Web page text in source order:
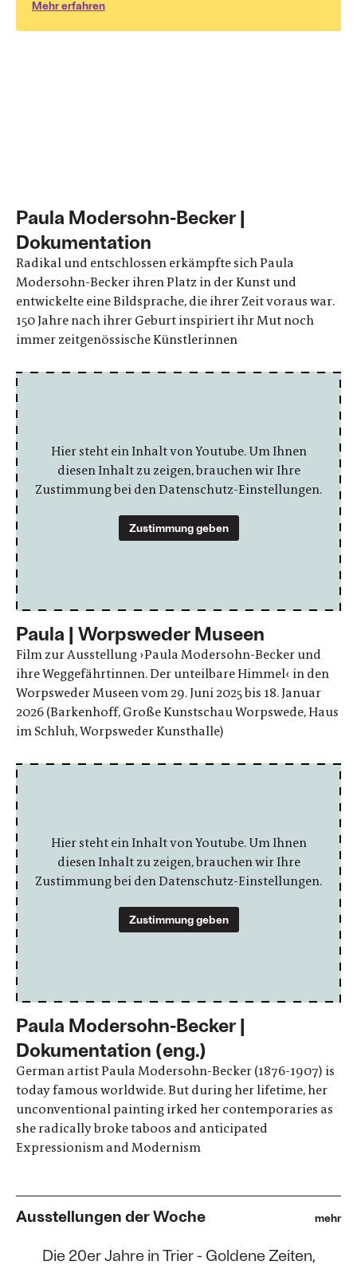
Mehr erfahren
Paula Modersohn-Becker |
Dokumentation
Radikal und entschlossen erkämpfte sich Paula
Modersohn-Becker ihren Platz in der Kunst und
entwickelte eine Bildsprache, die ihrer Zeit voraus war.
150 Jahre nach ihrer Geburt inspiriert ihr Mut noch
immer zeitgenössische Künstlerinnen
Hier steht ein Inhalt von Youtube. Um Ihnen
diesen Inhalt zu zeigen, brauchen wir Ihre
Zustimmung bei den Datenschutz-Einstellungen.
Zustimmung geben
Paula | Worpsweder Museen
Film zur Ausstellung ›Paula Modersohn-Becker und
ihre Weggefährtinnen. Der unteilbare Himmel‹ in den
Worpsweder Museen vom 29. Juni 2025 bis 18. Januar
2026 (Barkenhoff, Große Kunstschau Worpswede, Haus
im Schluh, Worpsweder Kunsthalle)
Hier steht ein Inhalt von Youtube. Um Ihnen
diesen Inhalt zu zeigen, brauchen wir Ihre
Zustimmung bei den Datenschutz-Einstellungen.
Zustimmung geben
Paula Modersohn-Becker |
Dokumentation (eng.)
German artist Paula Modersohn-Becker (1876-1907) is
today famous worldwide. But during her lifetime, her
unconventional painting irked her contemporaries as
she radically broke taboos and anticipated
Expressionism and Modernism
Ausstellungen der Woche mehr
Die 20er Jahre in Trier - Goldene Zeiten,